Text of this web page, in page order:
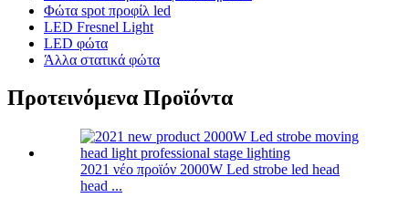
Φώτα spot προφίλ led
LED Fresnel Light
LED φώτα
Άλλα στατικά φώτα
Προτεινόμενα Προϊόντα
2021 νέο προϊόν 2000W Led strobe led head
head ...